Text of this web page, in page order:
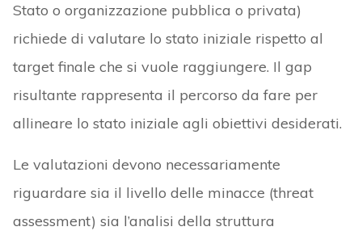
Stato o organizzazione pubblica o privata)
richiede di valutare lo stato iniziale rispetto al
target finale che si vuole raggiungere. Il gap
risultante rappresenta il percorso da fare per
allineare lo stato iniziale agli obiettivi desiderati.
Le valutazioni devono necessariamente
riguardare sia il livello delle minacce (threat
assessment) sia l’analisi della struttura